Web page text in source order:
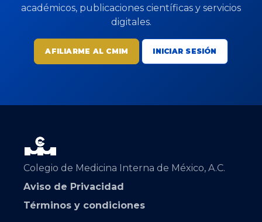
académicos, publicaciones científicas y servicios
digitales.
AFILIARME AL CMIM INICIAR SESIÓN
Colegio de Medicina Interna de México, A.C.
Aviso de Privacidad
Términos y condiciones